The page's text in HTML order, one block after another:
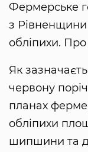
Фермерське
з Рівненщини
обліпихи.
Як
червону
планах
обліпихи
шипшини та